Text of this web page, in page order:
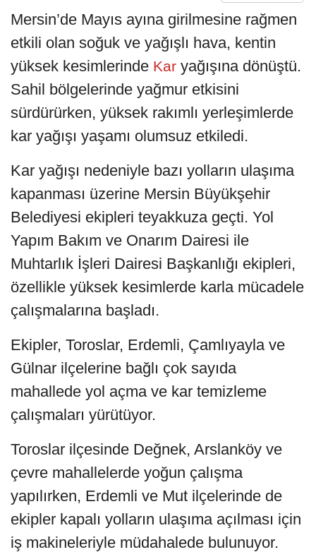
Mersin’de Mayıs ayına girilmesine rağmen
etkili olan soğuk ve yağışlı hava, kentin
yüksek kesimlerinde Kar yağışına dönüştü.
Sahil bölgelerinde yağmur etkisini
sürdürürken, yüksek rakımlı yerleşimlerde
kar yağışı yaşamı olumsuz etkiledi.
Kar yağışı nedeniyle bazı yolların ulaşıma
kapanması üzerine Mersin Büyükşehir
Belediyesi ekipleri teyakkuza geçti. Yol
Yapım Bakım ve Onarım Dairesi ile
Muhtarlık İşleri Dairesi Başkanlığı ekipleri,
özellikle yüksek kesimlerde karla mücadele
çalışmalarına başladı.
Ekipler, Toroslar, Erdemli, Çamlıyayla ve
Gülnar ilçelerine bağlı çok sayıda
mahallede yol açma ve kar temizleme
çalışmaları yürütüyor.
Toroslar ilçesinde Değnek, Arslanköy ve
çevre mahallelerde yoğun çalışma
yapılırken, Erdemli ve Mut ilçelerinde de
ekipler kapalı yolların ulaşıma açılması için
iş makineleriyle müdahalede bulunuyor.